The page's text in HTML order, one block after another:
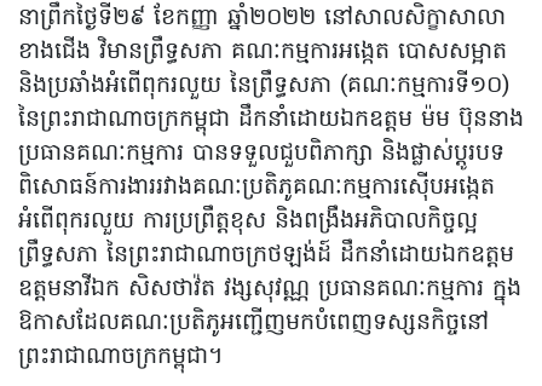
នាព្រឹកថ្ងៃទី២៩ ខែកញ្ញា ឆ្នាំ២០២២ នៅសាលសិក្ខាសាលា
ខាងជើង វិមានព្រឹទ្ធសភា គណៈកម្មការអង្កេត បោសសម្អាត
និងប្រឆាំងអំពើពុករលួយ នៃព្រឹទ្ធសភា (គណៈកម្មការទី១០)
នៃព្រះរាជាណាចក្រកម្ពុជា ដឹកនាំដោយឯកឧត្តម ម៉ម ប៊ុននាង
ប្រធានគណៈកម្មការ បានទទួលជួបពិភាក្សា និងផ្លាស់ប្តូរបទ
ពិសោធន៍ការងាររវាងគណៈប្រតិភូគណៈកម្មការស៊ើបអង្កេត
អំពើពុករលួយ ការប្រព្រឹត្តខុស និងពង្រឹងអភិបាលកិច្ចល្អ
ព្រឹទ្ធសភា នៃព្រះរាជាណាចក្រថឡង់ដ៍ ដឹកនាំដោយឯកឧត្តម
ឧត្តមនាវីឯក សិសថាវ៉ត វង្សសុវណ្ណ ប្រធានគណៈកម្មការ ក្នុង
ឱកាសដែលគណៈប្រតិភូអញ្ជើញមកបំពេញទស្សនកិច្ចនៅ
ព្រះរាជាណាចក្រកម្ពុជា។